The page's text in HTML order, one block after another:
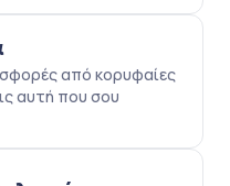
από κορυφαίες
αυτή που σου